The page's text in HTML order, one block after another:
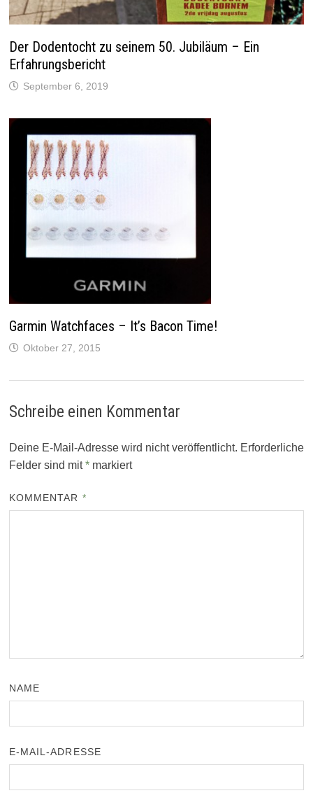
Der Dodentocht zu seinem 50. Jubiläum – Ein
Erfahrungsbericht
September 6, 2019
Garmin Watchfaces – It’s Bacon Time!
Oktober 27, 2015
Schreibe einen Kommentar
Deine E-Mail-Adresse wird nicht veröffentlicht. Erforderliche
Felder sind mit*markiert
KOMMENTAR *
NAME
E-MAIL-ADRESSE